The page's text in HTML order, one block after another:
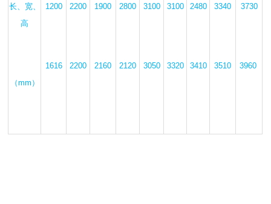
长、宽、
高
（mm）
1200
1616
2200
2200
1900
2160
2800
2120
3100
3050
3100
3320
2480
3410
3340
3510
3730
3960